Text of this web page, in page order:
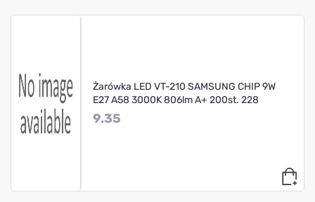
Żarówka LED VT-210 SAMSUNG CHIP 9W
E27 A58 3000K 806lm A+ 200st. 228
9.35